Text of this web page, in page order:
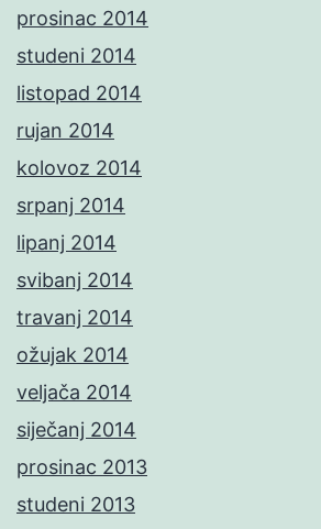
prosinac 2014
studeni 2014
listopad 2014
rujan 2014
kolovoz 2014
srpanj 2014
lipanj 2014
svibanj 2014
travanj 2014
ožujak 2014
veljača 2014
siječanj 2014
prosinac 2013
studeni 2013